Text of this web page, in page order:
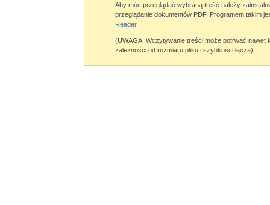
Aby móc przeglądać wybraną treść należy
przeglądanie dokumentów PDF. Programem takim
Reader.
(UWAGA: Wczytywanie treści może potrwać nawet
zależności od rozmiaru pliku i szybkości łącza).